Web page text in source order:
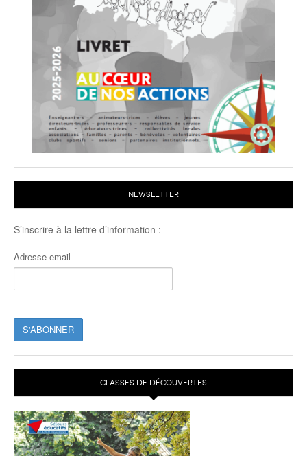
NEWSLETTER
S’inscrire à la lettre d’information :
Adresse email
CLASSES DE DÉCOUVERTES